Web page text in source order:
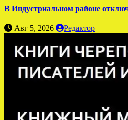
В Индустриальном районе
Авг 5, 2026 Редактор